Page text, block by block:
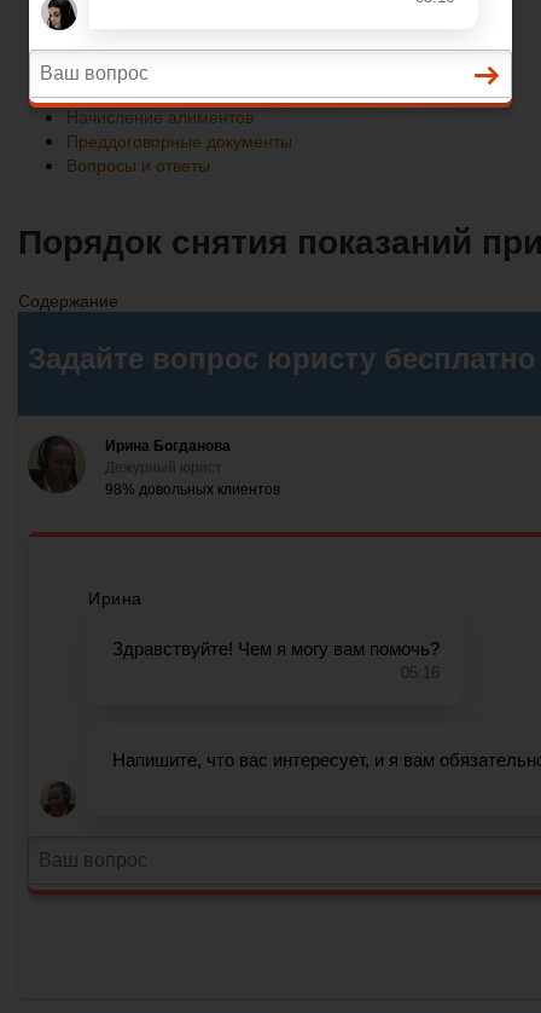
Главная
Развод при беременности
Раздел недвижимости
Начисление алиментов
Преддоговорные документы
Вопросы и ответы
Порядок снятия показаний
Содержание